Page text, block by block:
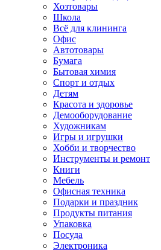
Хозтовары
Школа
Всё для клининга
Офис
Автотовары
Бумага
Бытовая химия
Спорт и отдых
Детям
Красота и здоровье
Демооборудование
Художникам
Игры и игрушки
Хобби и творчество
Инструменты и ремонт
Книги
Мебель
Офисная техника
Подарки и праздник
Продукты питания
Упаковка
Посуда
Электроника